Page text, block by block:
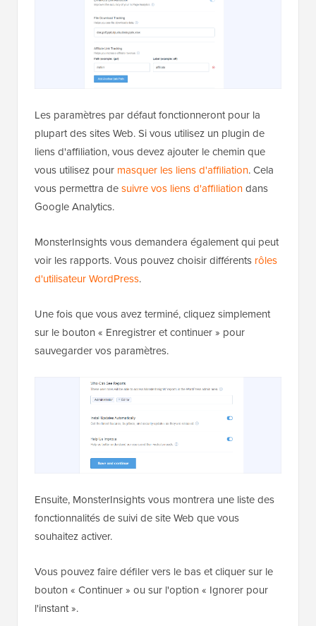
Les paramètres par défaut fonctionneront pour la
plupart des sites Web. Si vous utilisez un plugin de
liens d'affiliation, vous devez ajouter le chemin que
vous utilisez pour masquer les liens d'affiliation. Cela
vous permettra desuivre vos liens d'affiliationdans
Google Analytics.
MonsterInsights vous demandera également qui peut
voir les rapports. Vous pouvez choisir différents rôles
d'utilisateur WordPress.
Une fois que vous avez terminé, cliquez simplement
sur le bouton « Enregistrer et continuer » pour
sauvegarder vos paramètres.
Ensuite, MonsterInsights vous montrera une liste des
fonctionnalités de suivi de site Web que vous
souhaitez activer.
Vous pouvez faire défiler vers le bas et cliquer sur le
bouton « Continuer » ou sur l'option « Ignorer pour
l'instant ».